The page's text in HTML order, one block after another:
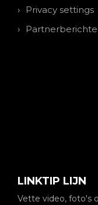
Privacy settings
LINKTIP LIJN
Vette video, foto's